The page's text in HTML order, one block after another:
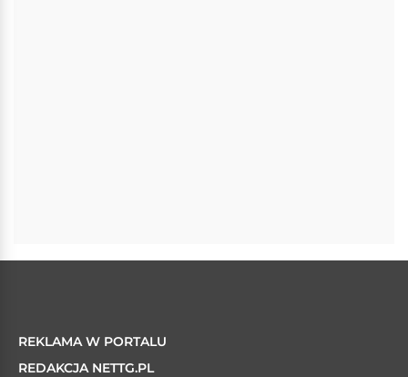
REKLAMA W PORTALU
REDAKCJA NETTG.PL